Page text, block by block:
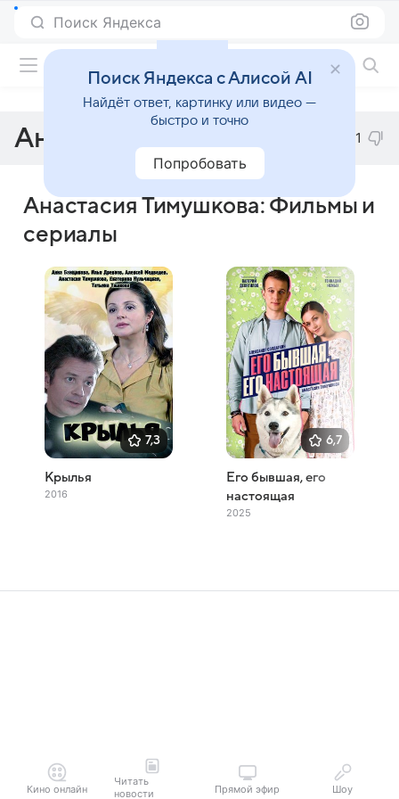
Поиск Яндекса
Анастасия Тимушкова 1
Анастасия Тимушкова: Фильмы и
сериалы
7,3
Крылья
2016
6,7
Его бывшая, его
настоящая
2025
Кино онлайн
Читать
новости
Прямой эфир Шоу
Поиск Яндекса с Алисой AI
Найдёт ответ, картинку или видео —
быстро и точно
Попробовать